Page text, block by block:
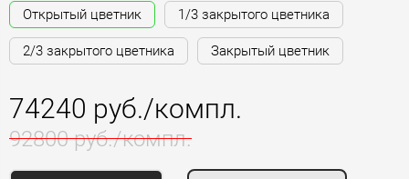
Открытый цветник 1/3 закрытого цветника
2/3 закрытого цветника Закрытый цветник
74240 руб./компл.
92800 руб./компл.